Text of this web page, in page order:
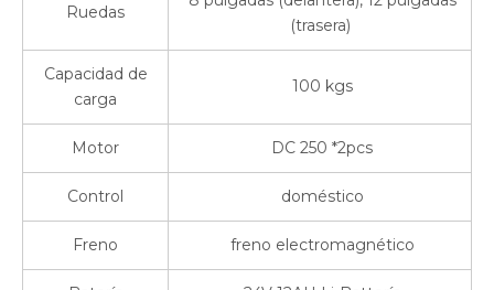
Ruedas
(trasera)
Capacidad de
carga
100 kgs
Motor DC 250 *2pcs
Control doméstico
Freno freno electromagnético